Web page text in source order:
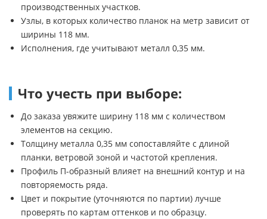
производственных участков.
Узлы, в которых количество планок на метр зависит от
ширины 118 мм.
Исполнения, где учитывают металл 0,35 мм.
Что учесть при выборе:
До заказа увяжите ширину 118 мм с количеством
элементов на секцию.
Толщину металла 0,35 мм сопоставляйте с длиной
планки, ветровой зоной и частотой крепления.
Профиль П-образный влияет на внешний контур и на
повторяемость ряда.
Цвет и покрытие (уточняются по партии) лучше
проверять по картам оттенков и по образцу.